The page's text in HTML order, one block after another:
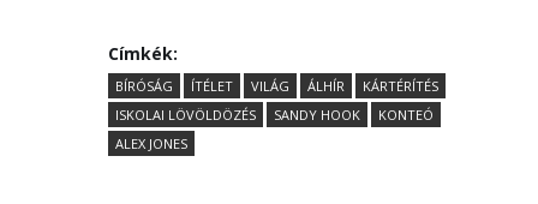
Címkék:
BÍRÓSÁG ÍTÉLET VILÁG ÁLHÍR
KÁRTÉRÍTÉS
ISKOLAI LÖVÖLDÖZÉS
SANDY HOOK
KONTEÓ
ALEX JONES